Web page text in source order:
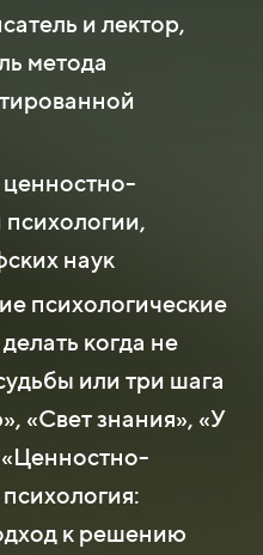
и лектор,
метода
ценностно-
наук
психологические
когда не
или три шага
«Свет знания», «У
«Ценностно-
к решению